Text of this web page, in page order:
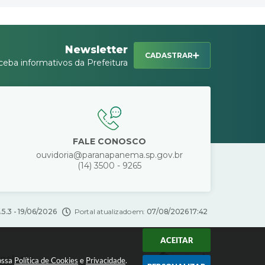
Política de Cookies e Privacidade.
ACEITAR
Newsletter
informativos da Prefeitura
CADASTRAR
FALE CONOSCO
ouvidoria@paranapanema.sp.gov.br
(14) 3500 - 9265
- 19/06/2026 Portal atualizado em: 07/08/2026 17:42